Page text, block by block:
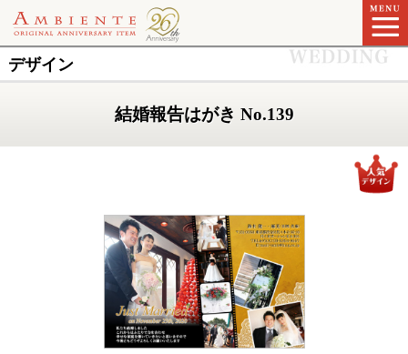
デザイン
結婚報告はがき No.139